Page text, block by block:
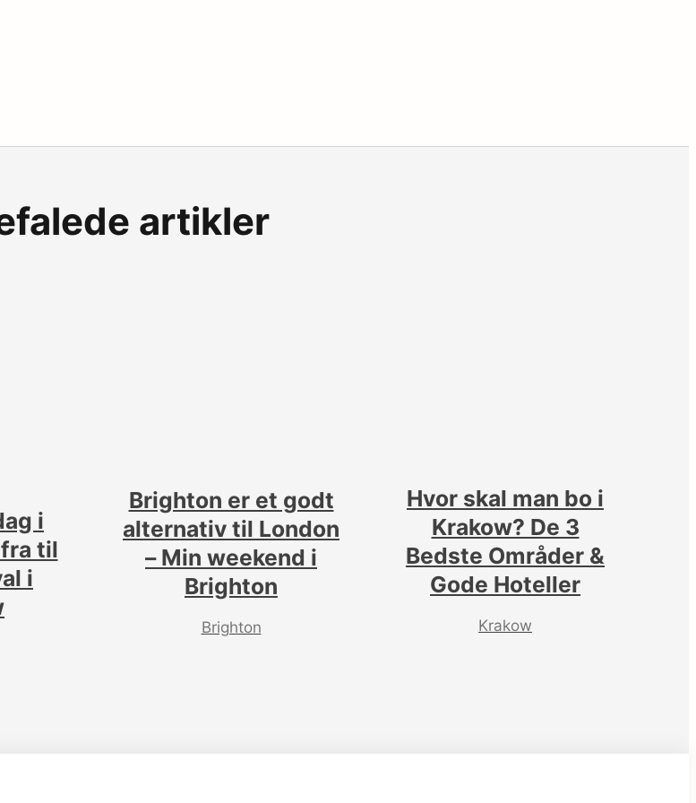
artikler
i
til
i
Brighton er et godt
alternativ til London
– Min weekend i
Brighton
Brighton
Hvor skal man bo i
Krakow? De 3
Bedste Områder &
Gode Hoteller
Krakow